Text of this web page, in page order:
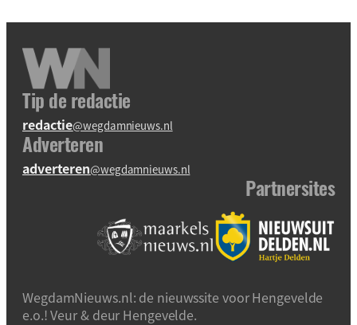
Tip de redactie
redactie@wegdamnieuws.nl
Adverteren
adverteren@wegdamnieuws.nl
Partnersites
WegdamNieuws.nl: de nieuwssite voor Hengevelde
e.o.! Veur & deur Hengevelde.